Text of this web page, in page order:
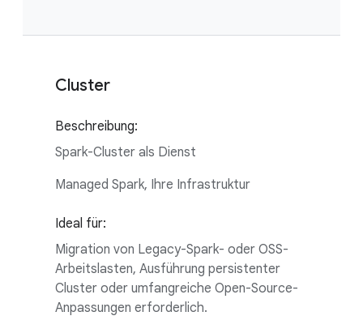
Cluster
Beschreibung:
Spark-Cluster als Dienst
Managed Spark, Ihre Infrastruktur
Ideal für:
Migration von Legacy-Spark- oder OSS-
Arbeitslasten, Ausführung persistenter
Cluster oder umfangreiche Open-Source-
Anpassungen erforderlich.